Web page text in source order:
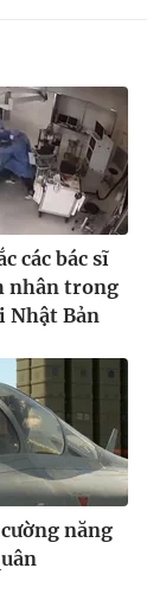
các bác sĩ
nhân trong
Nhật Bản
năng